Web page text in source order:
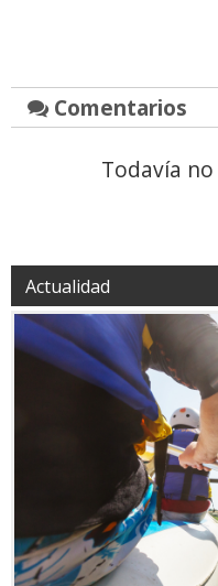
Comentarios
Todavía
Actualidad